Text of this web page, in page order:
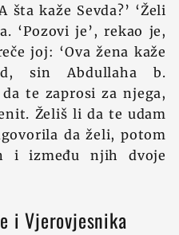
kaže Sevda?’ ‘Želi
‘Pozovi je’, rekao je,
joj: ‘Ova žena kaže
sin Abdullaha b.
te zaprosi za njega,
Želiš li da te udam
da želi, potom
i između njih dvoje
i Vjerovjesnika